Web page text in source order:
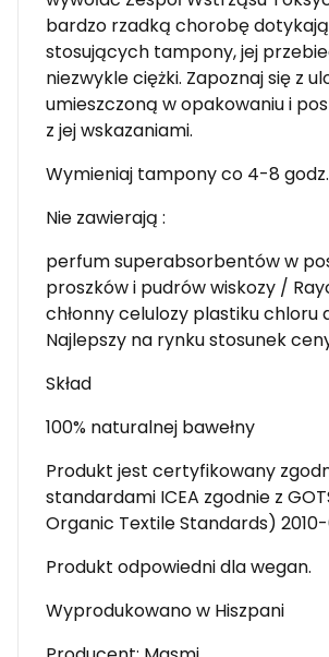
bardzo rzadką chorobę
stosujących tampony, jej
niezwykle ciężki. Zapoznaj się z
umieszczoną w opakowaniu i
z jej wskazaniami.
Wymieniaj tampony co 4-8 godz.
Nie zawierają :
perfum superabsorbentów w
proszków i pudrów wiskozy /
chłonny celulozy plastiku chloru
Najlepszy na rynku stosunek
Skład
100% naturalnej bawełny
Produkt jest certyfikowany
standardami ICEA zgodnie z
Organic Textile Standards)
Produkt odpowiedni dla wegan.
Wyprodukowano w Hiszpani